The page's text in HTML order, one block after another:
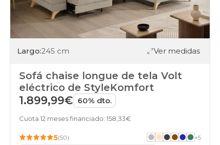
Largo:245 cm Ver medidas
Sofá chaise longue de tela Volt
eléctrico de StyleKomfort
1.899,99€ 60% dto.
Cuota 12 meses financiado: 158,33€
5(50) +5